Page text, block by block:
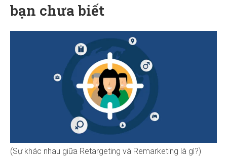
bạn chưa biết
(Sự khác nhau giữa Retargeting và Remarketing là gì?)